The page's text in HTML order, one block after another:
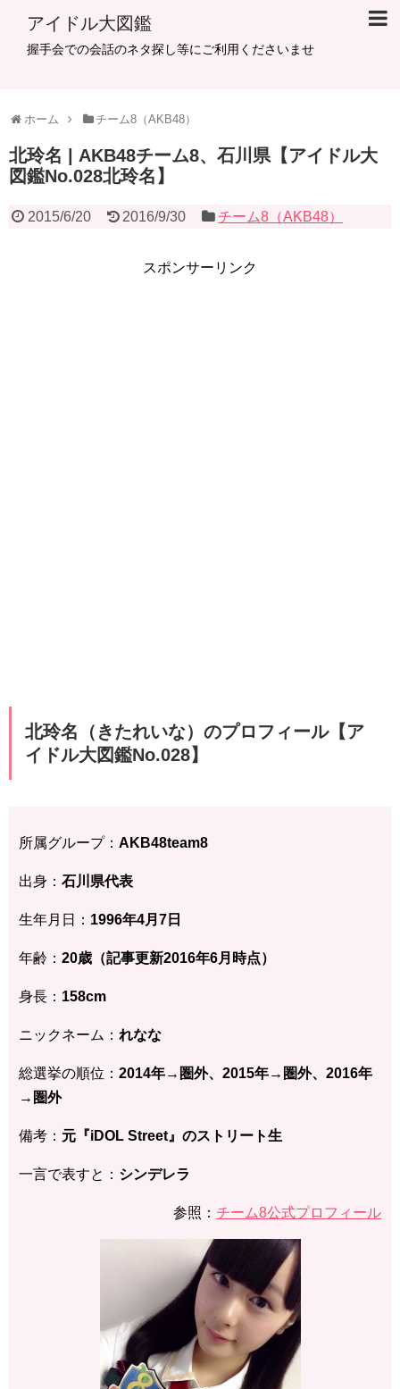
アイドル大図鑑
握手会での会話のネタ探し等にご利用くださいませ
ホーム チーム8（AKB48）
北玲名 | AKB48チーム8、石川県【アイドル大
図鑑No.028北玲名】
2015/6/20 2016/9/30 チーム8（AKB48）
スポンサーリンク
北玲名（きたれいな）のプロフィール【ア
イドル大図鑑No.028】
所属グループ： AKB48team8
出身： 石川県代表
生年月日： 1996年4月7日
年齢： 20歳（記事更新2016年6月時点）
身長： 158cm
ニックネーム： れなな
総選挙の順位： 2014年→圏外、 2015年→圏外、2016年
→圏外
備考： 元『iDOL Street』のストリート生
一言で表すと： シンデレラ
参照： チーム8公式プロフィール